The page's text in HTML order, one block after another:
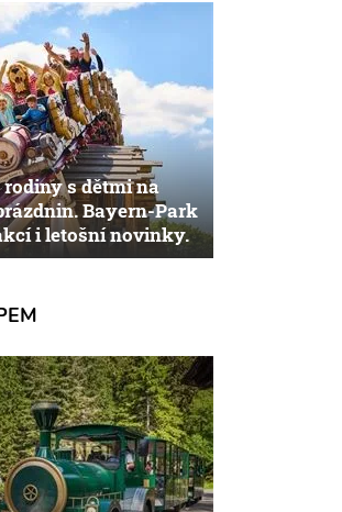
s dětmi na
Bayern-Park
i letošní novinky.